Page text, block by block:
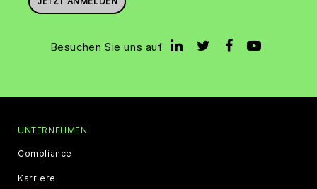
Besuchen Sie uns auf
UNTERNEHMEN
Compliance
Karriere